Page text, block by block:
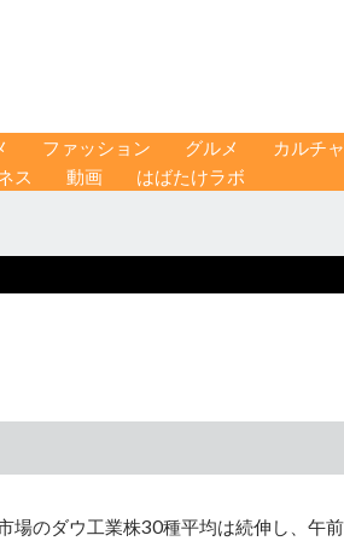
ファッション グルメ カルチ
ス 動画 はばたけラボ
場のダウ工業株30種平均は続伸し、午